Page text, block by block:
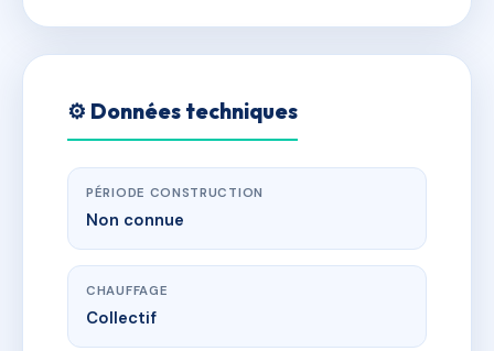
⚙️ Données techniques
PÉRIODE CONSTRUCTION
Non connue
CHAUFFAGE
Collectif